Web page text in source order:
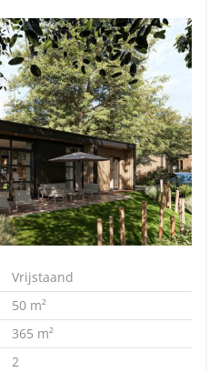
Vrijstaand
50 m²
365 m²
2